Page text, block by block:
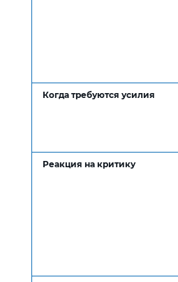
Когда требуются усилия
Реакция на критику